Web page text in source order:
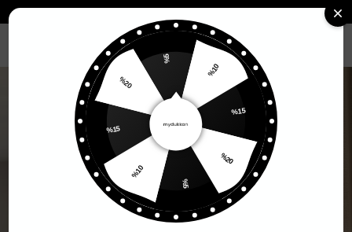
Kadın Üst Giyim Kare Yaka
%10
%20
%5
%10
%20